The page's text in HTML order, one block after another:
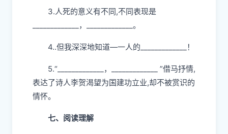
3.人死的意义有不同,不同表现是
_____________，_____________。
4..但我深深地知道—一人的_____________！
5.“_____________，_____________ ”借马抒情,
表达了诗人李贺渴望为国建功立业,却不被赏识的
情怀。
七、阅读理解